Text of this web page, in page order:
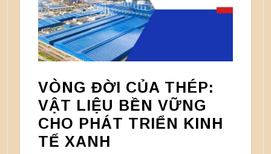
VÒNG ĐỜI CỦA THÉP:
VẬT LIỆU BỀN VỮNG
CHO PHÁT TRIỂN KINH
TẾ XANH